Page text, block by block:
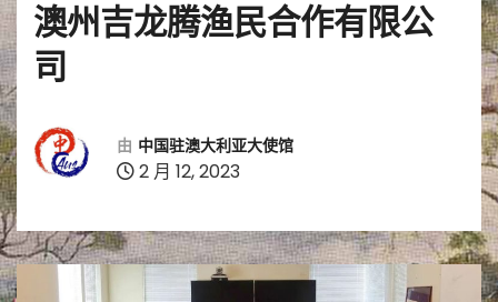
澳州吉龙腾渔民合作有限公
司
由 中国驻澳大利亚大使馆
2 月 12, 2023